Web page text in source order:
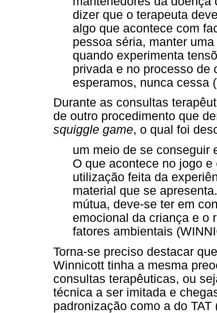
dizer que o terapeuta
algo que acontece com
pessoa séria, manter
quando experimenta
privada e no processo de
esperamos, nunca cessa
Durante as consultas
de outro procedimento que
squiggle game, o qual foi
um meio de se conseguir
O que acontece no jogo
utilização feita da
material que se
mútua, deve-se ter em
emocional da criança e o
fatores ambientais
Torna-se preciso destacar
Winnicott tinha a mesma
consultas terapêuticas, ou
técnica a ser imitada e
padronização como a do